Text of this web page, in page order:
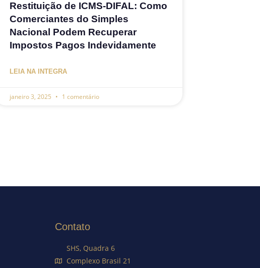
Restituição de ICMS-DIFAL: Como
Comerciantes do Simples
Nacional Podem Recuperar
Impostos Pagos Indevidamente
LEIA NA INTEGRA
janeiro 3, 2025 1 comentário
Contato
SHS, Quadra 6
Complexo Brasil 21